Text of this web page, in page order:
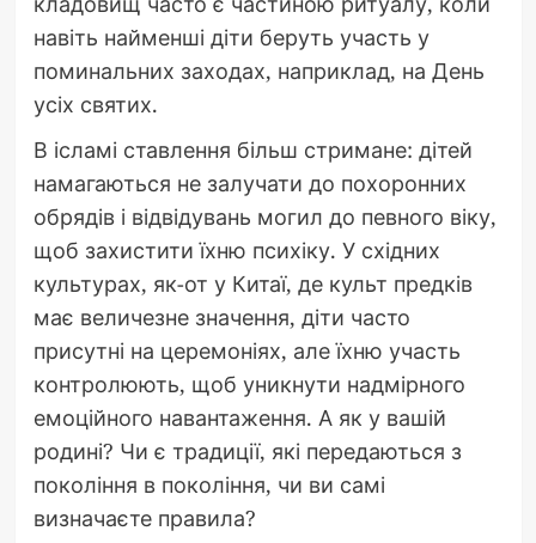
навіть найменші діти беруть участь у
поминальних заходах, наприклад, на День
усіх святих.
В ісламі ставлення більш стримане: дітей
намагаються не залучати до похоронних
обрядів і відвідувань могил до певного віку,
щоб захистити їхню психіку. У східних
культурах, як-от у Китаї, де культ предків
має величезне значення, діти часто
присутні на церемоніях, але їхню участь
контролюють, щоб уникнути надмірного
емоційного навантаження. А як у вашій
родині? Чи є традиції, які передаються з
покоління в покоління, чи ви самі
визначаєте правила?